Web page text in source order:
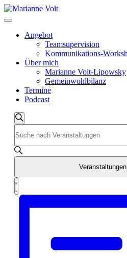
Skip
to
Angebot
Teamsupervision
Kommunikations-
Über mich
Marianne Voit-Lipowsky
Gemeinwohlbilanz
Termine
Podcast
Veranstaltungen
Veranstaltungen
Suche
und
Ansichten,
Navigation
Suche
Schlüsselwort
eingeben.
Suche
Veranstaltungen
Schlüsselwort.
Veranstaltung
Ansichten-
Liste